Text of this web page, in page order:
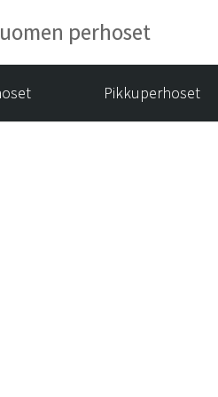
perhoset
Pikkuperhoset